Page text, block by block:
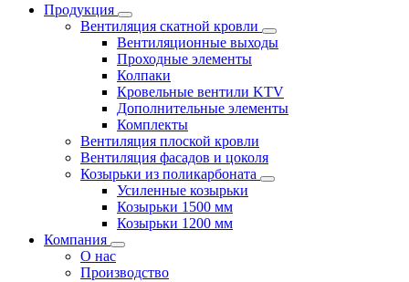
Продукция
Вентиляция скатной кровли
Вентиляционные выходы
Проходные элементы
Колпаки
Кровельные вентили KTV
Дополнительные элементы
Комплекты
Вентиляция плоской кровли
Вентиляция фасадов и цоколя
Козырьки из поликарбоната
Усиленные козырьки
Козырьки 1500 мм
Козырьки 1200 мм
Компания
О нас
Производство